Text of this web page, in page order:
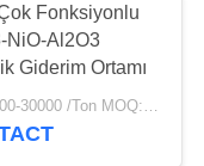
Fonksiyonlu
NiO-Al2O3
Giderim Ortamı
USD3000-30000 /Ton MOQ:1 kg